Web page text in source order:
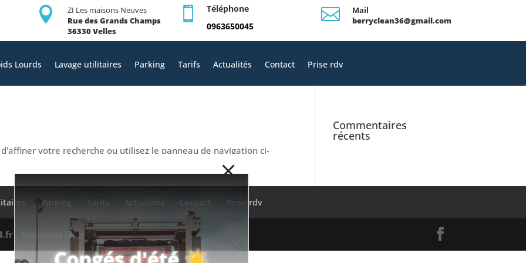

ZI Les maisons Neuves
Rue des Grands Champs
36330 Velles

Téléphone
0963650045

Mail
berryclean36@gmail.com
Lourds Lavage utilitaires Parking Tarifs Actualités Contact Prise rdv
votre recherche ou utilisez le panneau de navigation ci-
Commentaires
récents
Parking Tarifs Actualités Contact Prise rdv
Mentions légales
modal-check